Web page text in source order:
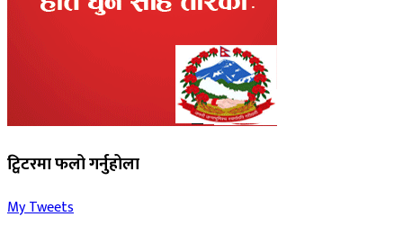
ट्विटरमा फलो गर्नुहोला
My Tweets